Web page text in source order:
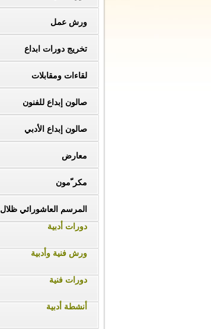
ورش عمل
تخريج دورات ابداع
لقاءات ومقابلات
صالون إبداع للفنون
صالون إبداع الأدبي
معارض
مكر ّمون
المرسم العاشورائي ظلال
دورات أدبية
ورش فنية وأدبية
دورات فنية
أنشطة أدبية